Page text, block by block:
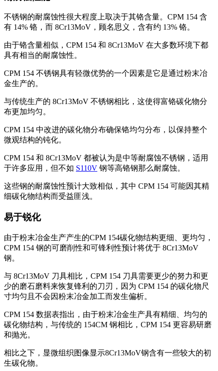
不锈钢的耐腐蚀性很大程度上取决于其铬含量。CPM 154 含
有 14% 铬，而 8Cr13MoV，顾名思义，含有约 13% 铬。
由于铬含量相似，CPM 154 和 8Cr13MoV 在大多数环境下都
具有相当的耐腐蚀性。
CPM 154 不锈钢具有轻微优势的一个因素是它是通过粉末冶
金生产的。
与传统生产的 8Cr13MoV 不锈钢相比，这使得富铬碳化物分
布更加均匀。
CPM 154 中改进的碳化物分布确保铬均匀分布，以保持整个
微观结构的钝化。
CPM 154 和 8Cr13MoV 都被认为是中等耐腐蚀不锈钢，适用
于许多应用，但不如 S110V 钢等高铬钢那么耐腐蚀。
这些钢的耐腐蚀性预计大致相似，其中 CPM 154 可能因其精
细碳化物结构而受益匪浅。
易于锐化
由于粉末冶金生产产生的CPM 154碳化物结构更细、更均匀，
CPM 154 钢的可磨削性和可锋利性预计将优于 8Cr13MoV
钢。
与 8Cr13MoV 刀具相比，CPM 154 刀具需要更少的努力和更
少的磨石磨料来恢复锋利的刀刃，因为 CPM 154 的碳化物尺
寸均匀且不会因粉末冶金加工而发生偏析。
CPM 154 数据表指出，由于粉末冶金生产具有精细、均匀的
碳化物结构，与传统的 154CM 钢相比，CPM 154 更容易研磨
和抛光。
相比之下，显微组织图像显示8Cr13MoV钢含有一些较大的初
生碳化物。